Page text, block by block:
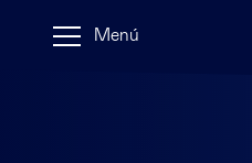
Menú